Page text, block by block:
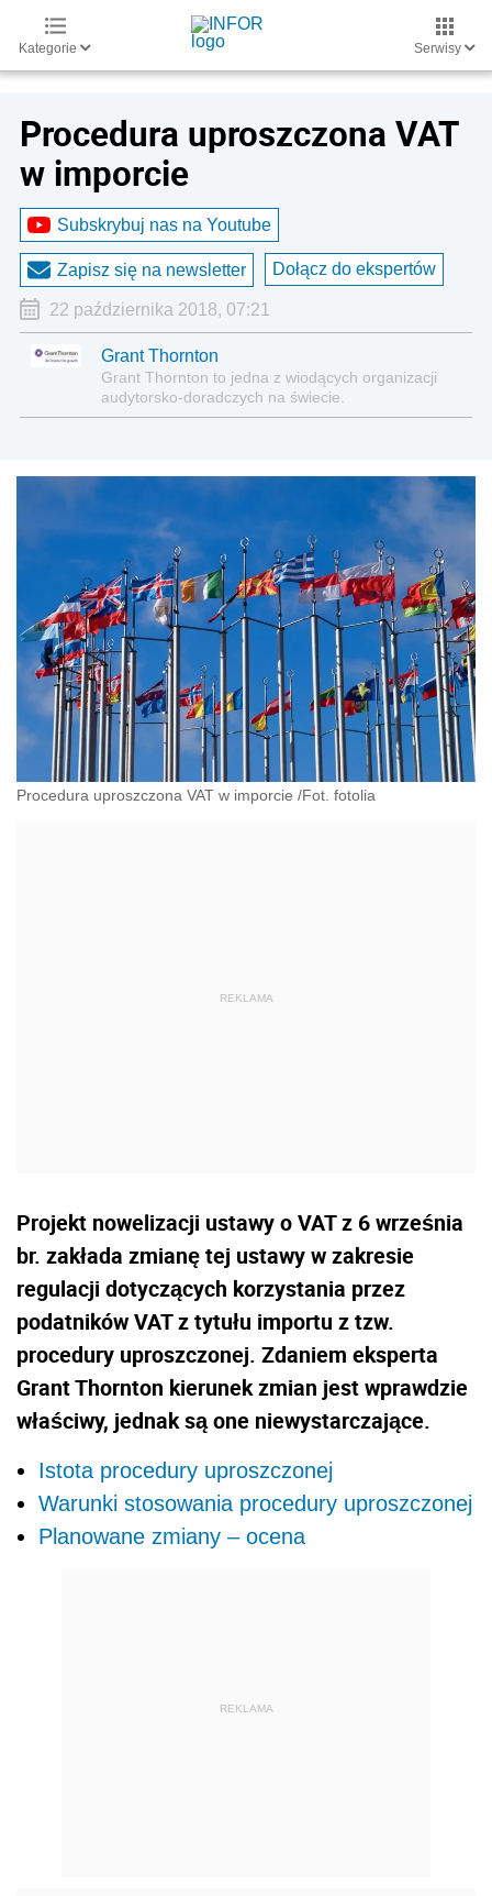
Kategorie Serwisy
Procedura uproszczona VAT
w imporcie
Subskrybuj nas na Youtube
Zapisz się na newsletter Dołącz do ekspertów
22 października 2018, 07:21
Grant Thornton
Grant Thornton to jedna z wiodących organizacji
audytorsko-doradczych na świecie.
Procedura uproszczona VAT w imporcie /Fot. fotolia
Projekt nowelizacji ustawy o VAT z 6 września
br. zakłada zmianę tej ustawy w zakresie
regulacji dotyczących korzystania przez
podatników VAT z tytułu importu z tzw.
procedury uproszczonej. Zdaniem eksperta
Grant Thornton kierunek zmian jest wprawdzie
właściwy, jednak są one niewystarczające.
Istota procedury uproszczonej
Warunki stosowania procedury uproszczonej
Planowane zmiany – ocena
REKLAMA